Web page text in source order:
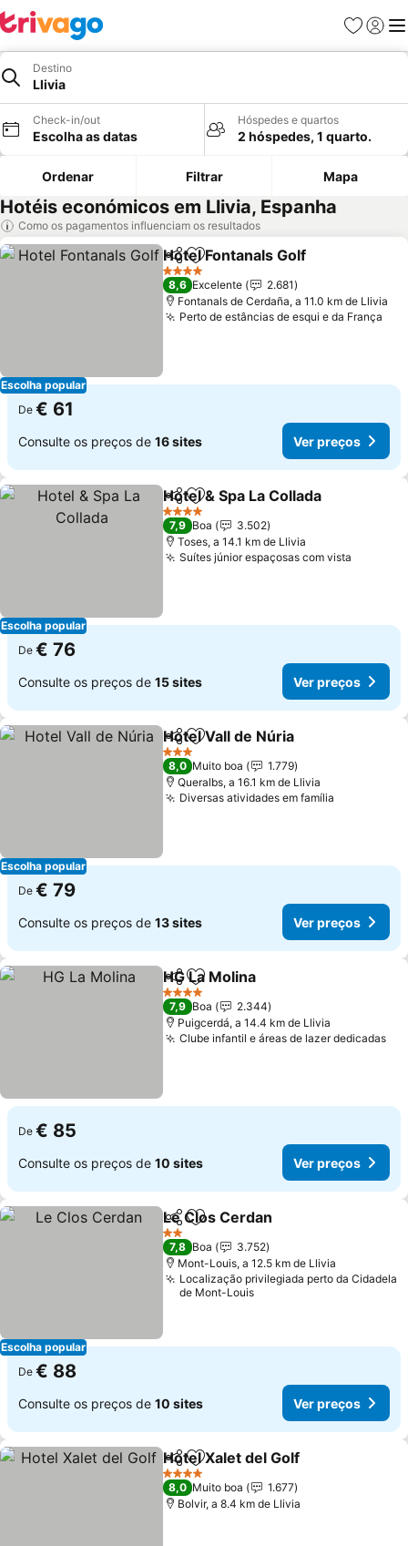
Favoritos
Iniciar
Destino
Llivia
Check-in/out
Escolha as datas
Hóspedes e quartos
2 hóspedes, 1 quarto.
Ordenar Filtrar Mapa
Hotéis económicos em Llivia, Espanha
Como os pagamentos influenciam os resultados
Escolha popular
PartilharAdicionar aos favoritos
Hotel Fontanals Golf
4 Estrelas
8,6 Excelente
2.681
Fontanals de Cerdaña, a 11.0 km de Llivia
Perto de estâncias de esqui e da França
De € 61
Consulte os preços de 16 sites Ver preços
Escolha popular
PartilharAdicionar aos favoritos
Hotel & Spa La Collada
4 Estrelas
7,9 Boa
3.502
Toses, a 14.1 km de Llivia
Suítes júnior espaçosas com vista
De € 76
Consulte os preços de 15 sites Ver preços
Escolha popular
PartilharAdicionar aos favoritos
Hotel Vall de Núria
3 Estrelas
8,0 Muito boa
1.779
Queralbs, a 16.1 km de Llivia
Diversas atividades em família
De € 79
Consulte os preços de 13 sites Ver preços
PartilharAdicionar aos favoritos
HG La Molina
4 Estrelas
7,9 Boa
2.344
Puigcerdá, a 14.4 km de Llivia
Clube infantil e áreas de lazer dedicadas
De € 85
Consulte os preços de 10 sites Ver preços
Escolha popular
PartilharAdicionar aos favoritos
Le Clos Cerdan
2 Estrelas
7,8 Boa
3.752
Mont-Louis, a 12.5 km de Llivia
Localização privilegiada perto da Cidadela
de Mont-Louis
De € 88
Consulte os preços de 10 sites Ver preços
PartilharAdicionar aos favoritos
Hotel Xalet del Golf
4 Estrelas
8,0 Muito boa
1.677
Bolvir, a 8.4 km de Llivia